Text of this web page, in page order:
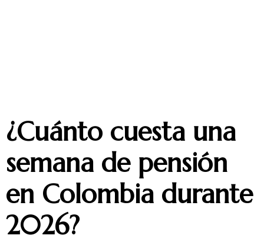
¿Cuánto cuesta una
semana de pensión
en Colombia durante
2026?